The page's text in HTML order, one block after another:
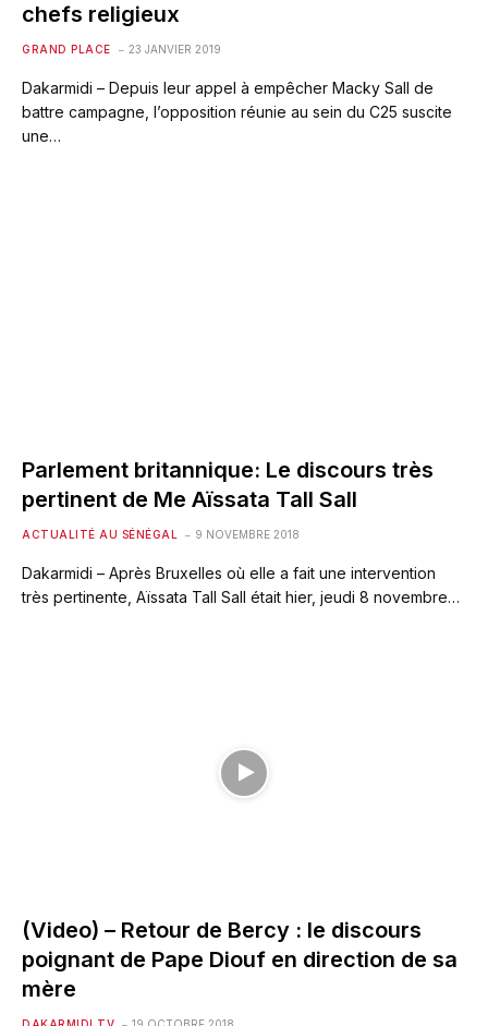
chefs religieux
GRAND PLACE 23 JANVIER 2019
Dakarmidi – Depuis leur appel à empêcher Macky Sall de
battre campagne, l’opposition réunie au sein du C25 suscite
une…
Parlement britannique: Le discours très
pertinent de Me Aïssata Tall Sall
ACTUALITÉ AU SÉNÉGAL 9 NOVEMBRE 2018
Dakarmidi – Après Bruxelles où elle a fait une intervention
très pertinente, Aïssata Tall Sall était hier, jeudi 8 novembre…
(Video) – Retour de Bercy : le discours
poignant de Pape Diouf en direction de sa
mère